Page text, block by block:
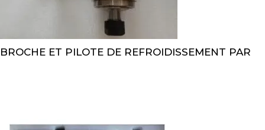
BROCHE ET PILOTE DE REFROIDISSEMENT PAR